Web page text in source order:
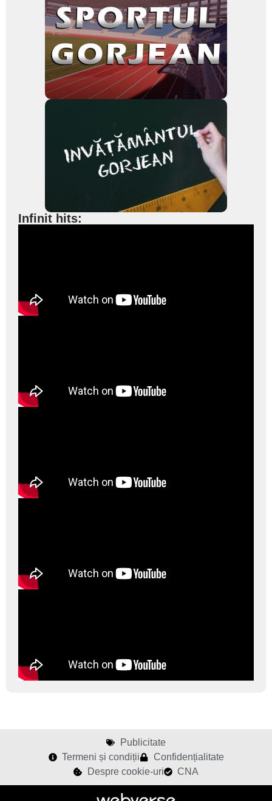
Infinit hits:
Publicitate
Termeni și condiții
Confidențialitate
Despre cookie-uri
CNA